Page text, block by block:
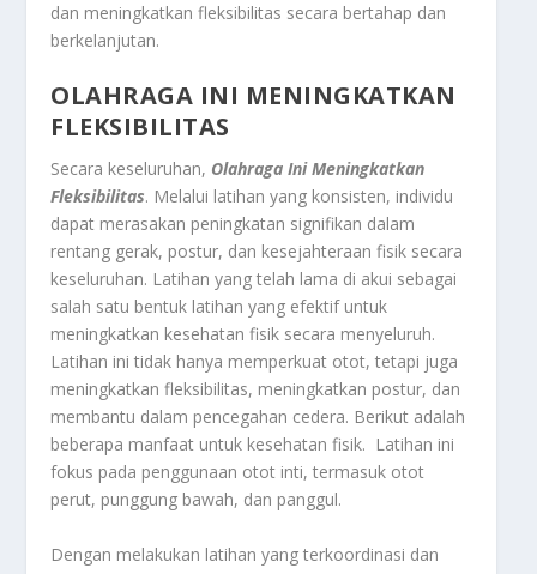
dan meningkatkan fleksibilitas secara bertahap dan
berkelanjutan.
OLAHRAGA INI MENINGKATKAN
FLEKSIBILITAS
Secara keseluruhan, Olahraga Ini Meningkatkan
Fleksibilitas. Melalui latihan yang konsisten, individu
dapat merasakan peningkatan signifikan dalam
rentang gerak, postur, dan kesejahteraan fisik secara
keseluruhan. Latihan yang telah lama di akui sebagai
salah satu bentuk latihan yang efektif untuk
meningkatkan kesehatan fisik secara menyeluruh.
Latihan ini tidak hanya memperkuat otot, tetapi juga
meningkatkan fleksibilitas, meningkatkan postur, dan
membantu dalam pencegahan cedera. Berikut adalah
beberapa manfaat untuk kesehatan fisik. Latihan ini
fokus pada penggunaan otot inti, termasuk otot
perut, punggung bawah, dan panggul.
Dengan melakukan latihan yang terkoordinasi dan